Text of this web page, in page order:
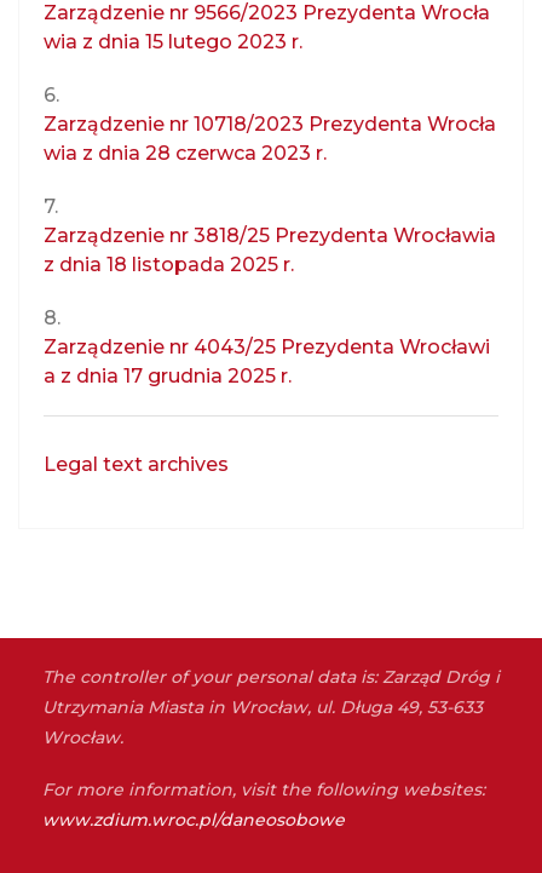
Zarządzenie nr 9566/2023 Prezydenta Wrocła
wia z dnia 15 lutego 2023 r.
6.
Zarządzenie nr 10718/2023 Prezydenta Wrocła
wia z dnia 28 czerwca 2023 r.
7.
Zarządzenie nr 3818/25 Prezydenta Wrocławia
z dnia 18 listopada 2025 r.
8.
Zarządzenie nr 4043/25 Prezydenta Wrocławi
a z dnia 17 grudnia 2025 r.
Legal text archives
The controller of your personal data is: Zarząd Dróg i
Utrzymania Miasta in Wrocław, ul. Długa 49, 53-633
Wrocław.
For more information, visit the following websites:
www.zdium.wroc.pl/daneosobowe